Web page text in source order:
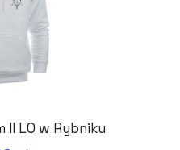
II LO w Rybniku